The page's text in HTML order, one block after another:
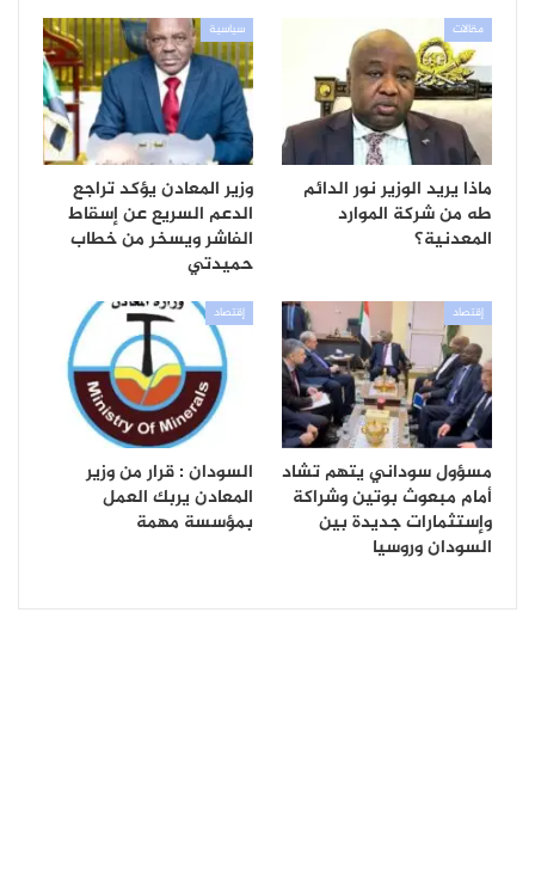
مقالات
ماذا يريد الوزير نور الدائم
طه من شركة الموارد
المعدنية؟
سياسية
وزير المعادن يؤكد تراجع
الدعم السريع عن إسقاط
الفاشر ويسخر من خطاب
حميدتي
إقتصاد
مسؤول سوداني يتهم تشاد
أمام مبعوث بوتين وشراكة
وإستثمارات جديدة بين
السودان وروسيا
إقتصاد
السودان : قرار من وزير
المعادن يربك العمل
بمؤسسة مهمة